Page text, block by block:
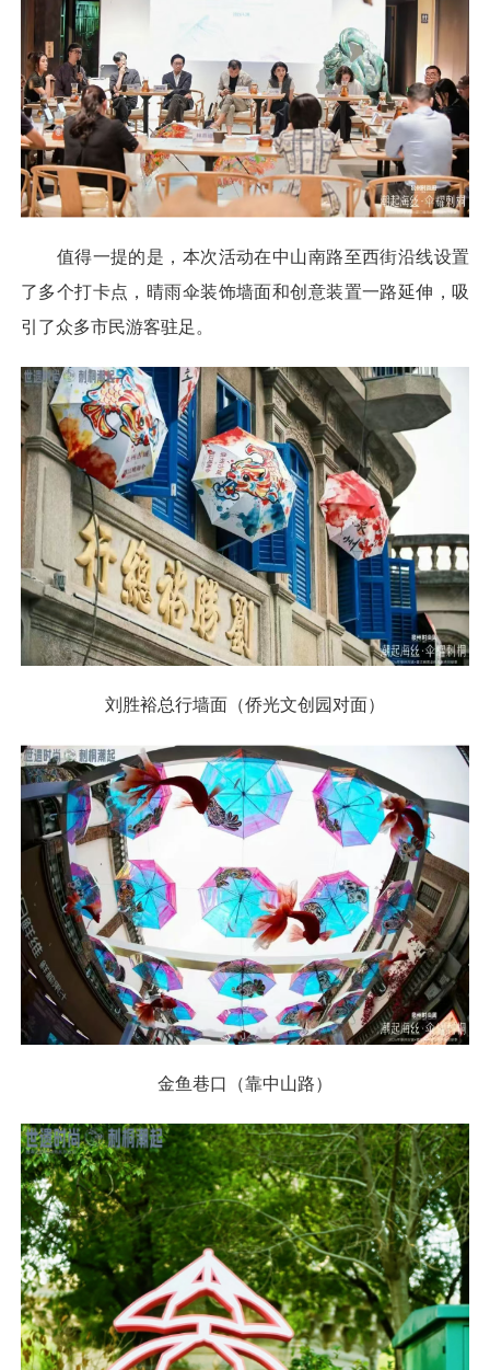
值得一提的是，本次活动在中山南路至西街沿线设置
了多个打卡点，晴雨伞装饰墙面和创意装置一路延伸，吸
引了众多市民游客驻足。
刘胜裕总行墙面（侨光文创园对面）
金鱼巷口（靠中山路）